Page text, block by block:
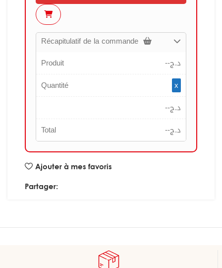
Récapitulatif de la commande
Produit
--د.ج
Quantité
x
--د.ج
Total
--د.ج
Ajouter à mes favoris
Partager: